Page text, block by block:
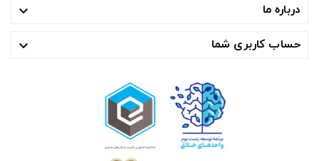
درباره ما 
حساب کاربری شما 